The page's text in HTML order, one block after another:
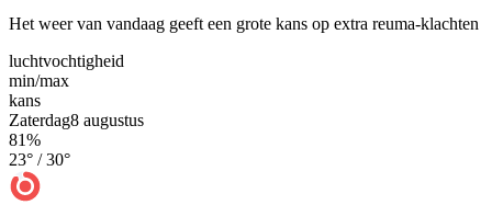
Het weer van vandaag geeft een grote kans op extra reuma-klachten
luchtvochtigheid
min/max
kans
Zaterdag8 augustus
81%
23° /30°